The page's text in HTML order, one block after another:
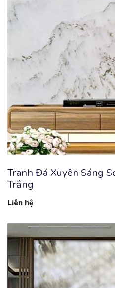
Tranh Đá Xuyên Sáng
Trắng
Liên hệ